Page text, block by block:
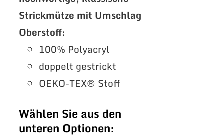
Strickmütze mit Umschlag
Oberstoff:
100% Polyacryl
doppelt gestrickt
OEKO-TEX® Stoff
Wählen Sie aus den
unteren Optionen: